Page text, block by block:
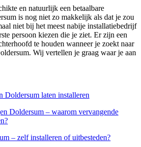
en natuurlijk een betaalbare
is nog niet zo makkelijk als dat je zou
niet bij het meest nabije installatiebedrijf
persoon kiezen die je ziet. Er zijn een
te houden wanneer je zoekt naar
Wij vertellen je graag waar je aan
Doldersum laten installeren
Doldersum – waarom vervangende
– zelf installeren of uitbesteden?